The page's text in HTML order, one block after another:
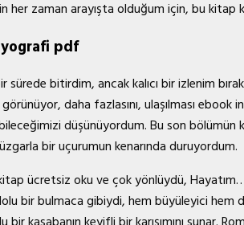
her zaman arayışta olduğum için, bu kitap
pdf
sürede bitirdim, ancak kalıcı bir izlenim
daha fazlasını, ulaşılması
düşünüyordum. Bu son bölümün
bir uçurumun kenarında duruyordum.
ücretsiz oku ve çok yönlüydü,
bir bulmaca gibiydi, hem büyüleyici hem